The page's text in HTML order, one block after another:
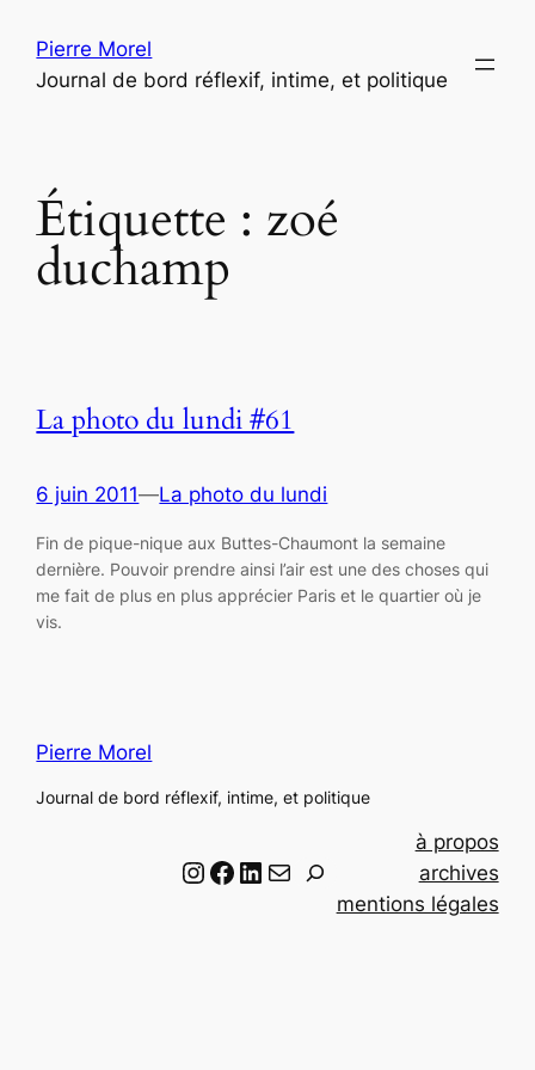
contenu
Pierre Morel
Journal de bord réflexif, intime, et politique
Étiquette : zoé
duchamp
La photo du lundi #61
6 juin 2011—La photo du lundi
Fin de pique-nique aux Buttes-Chaumont la semaine
dernière. Pouvoir prendre ainsi l’air est une des choses qui
me fait de plus en plus apprécier Paris et le quartier où je
vis.
Pierre Morel
Journal de bord réflexif, intime, et politique
Instagram Facebook LinkedIn Email
à propos
archives
mentions légales